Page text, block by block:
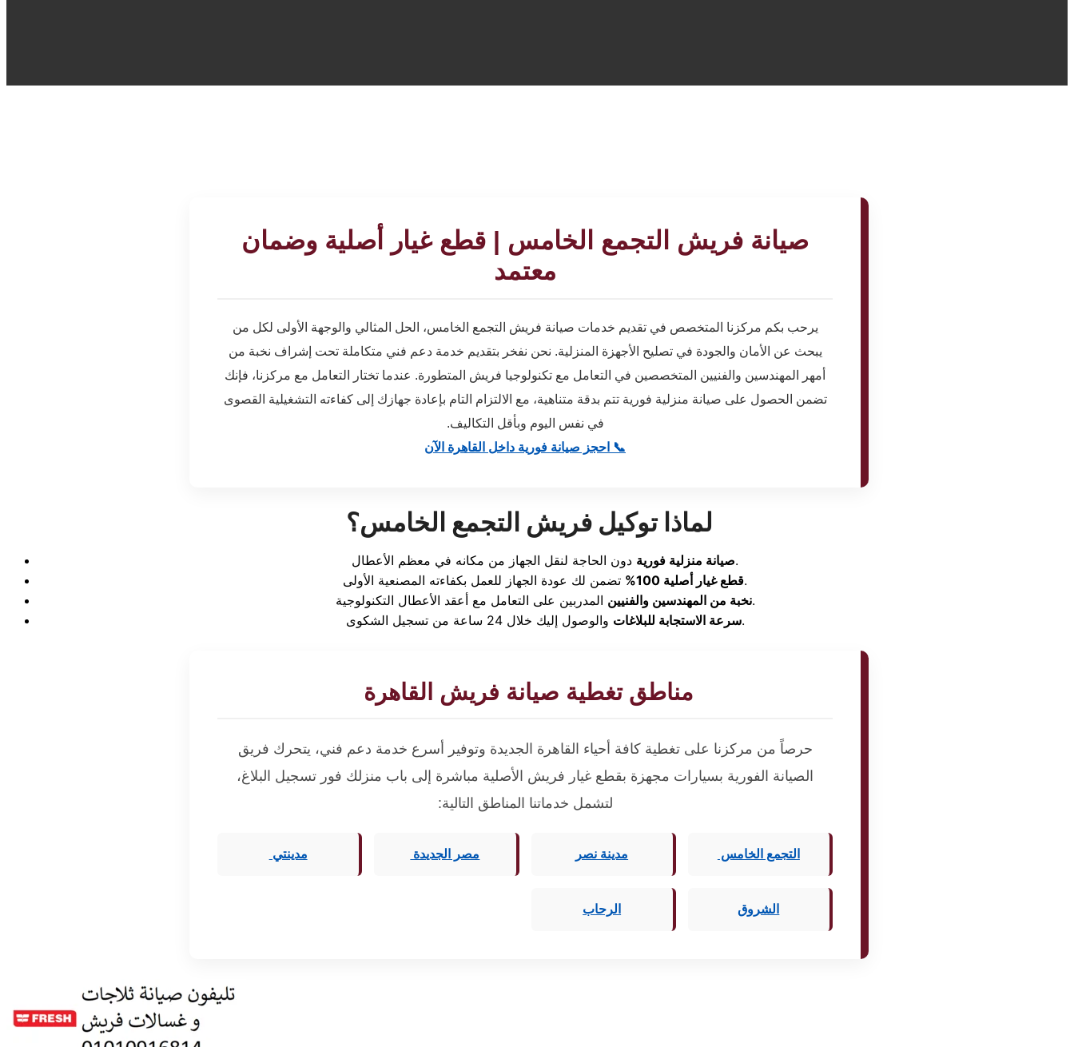
صيانة فريش التجمع الخامس | قطع غيار أصلية وضمان
معتمد
يرحب بكم مركزنا المتخصص في تقديم خدمات صيانة فريش التجمع الخامس، الحل المثالي والوجهة الأولى لكل من
يبحث عن الأمان والجودة في تصليح الأجهزة المنزلية. نحن نفخر بتقديم خدمة دعم فني متكاملة تحت إشراف نخبة من
أمهر المهندسين والفنيين المتخصصين في التعامل مع تكنولوجيا فريش المتطورة. عندما تختار التعامل مع مركزنا، فإنك
تضمن الحصول على صيانة منزلية فورية تتم بدقة متناهية، مع الالتزام التام بإعادة جهازك إلى كفاءته التشغيلية القصوى
في نفس اليوم وبأقل التكاليف.
📞 احجز صيانة فورية داخل القاهرة الآن
لماذا توكيل فريش التجمع الخامس؟
صيانة منزلية فوريةدون الحاجة لنقل الجهاز من مكانه في معظم الأعطال.
قطع غيار أصلية 100%تضمن لك عودة الجهاز للعمل بكفاءته المصنعية الأولى.
نخبة من المهندسين والفنيينالمدربين على التعامل مع أعقد الأعطال التكنولوجية.
سرعة الاستجابة للبلاغاتوالوصول إليك خلال 24 ساعة من تسجيل الشكوى.
مناطق تغطية صيانة فريش القاهرة
حرصاً من مركزنا على تغطية كافة أحياء القاهرة الجديدة وتوفير أسرع خدمة دعم فني، يتحرك فريق
الصيانة الفورية بسيارات مجهزة بقطع غيار فريش الأصلية مباشرة إلى باب منزلك فور تسجيل البلاغ،
لتشمل خدماتنا المناطق التالية:
التجمع الخامس مدينة نصر مصر الجديدة مدينتي
الشروق الرحاب